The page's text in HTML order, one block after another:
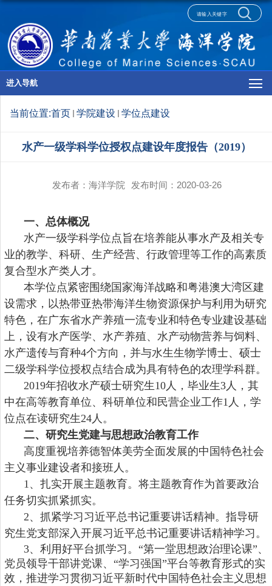
进入导航
当前位置:首页 学院建设 学位点建设
水产一级学科学位授权点建设年度报告（2019）
发布者：海洋学院 发布时间：2020-03-26
一、 总体概况
水产一级学科学位点旨在培养能从事水产及相关专
业的教学、科研、生产经营、行政管理等工作的高素质
复合型水产类人才。
本学位点紧密围绕国家海洋战略和粤港澳大湾区建
设需求，以热带亚热带海洋生物资源保护与利用为研究
特色，在广东省水产养殖一流专业和特色专业建设基础
上， 设有水产医学、水产养殖、水产动物营养与饲料、
水产遗传与育种4个方向， 并与水生生物学博士、硕士
二级学科学位授权点结合成为具有特色的农理学科群。
2019年招收水产硕士研究生10人，毕业生3人， 其
中在高等教育单位、科研单位和民营企业工作1 人 ， 学
位点在读研究生24人。
二、 研究生党建与思想政治教育工作
高度重视培养德智体美劳全面发展的中国特色社会
主义事业建设者和接班人。
1、 扎实开展主题教育。将主题教育作为首要政治
任务切实抓紧抓实。
2、 抓紧学习习近平总书记重要讲话精神。指导研
究生党支部深入开展习近平总书记重要讲话精神学习。
3、 利用好平台抓学习。 “第一堂思想政治理论课”、
党员领导干部讲党课、“学习强国”平台等教育形式的实
效，推进学习贯彻习近平新时代中国特色社会主义思想